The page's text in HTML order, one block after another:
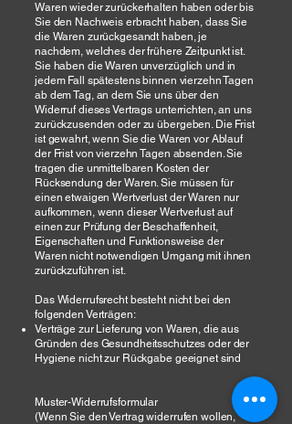
Waren wieder zurückerhalten haben oder bis
Sie den Nachweis erbracht haben, dass Sie
die Waren zurückgesandt haben, je
nachdem, welches der frühere Zeitpunkt ist.
Sie haben die Waren unverzüglich und in
jedem Fall spätestens binnen vierzehn Tagen
ab dem Tag, an dem Sie uns über den
Widerruf dieses Vertrags unterrichten, an uns
zurückzusenden oder zu übergeben. Die Frist
ist gewahrt, wenn Sie die Waren vor Ablauf
der Frist von vierzehn Tagen absenden. Sie
tragen die unmittelbaren Kosten der
Rücksendung der Waren. Sie müssen für
einen etwaigen Wertverlust der Waren nur
aufkommen, wenn dieser Wertverlust auf
einen zur Prüfung der Beschaffenheit,
Eigenschaften und Funktionsweise der
Waren nicht notwendigen Umgang mit ihnen
zurückzuführen ist.
Das Widerrufsrecht besteht nicht bei den
folgenden Verträgen:
Verträge zur Lieferung von Waren, die aus
Gründen des Gesundheitsschutzes oder der
Hygiene nicht zur Rückgabe geeignet sind
Muster-Widerrufsformular
(Wenn Sie den Vertrag widerrufen wollen,